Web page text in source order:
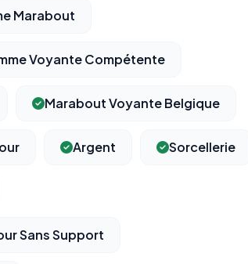
Marabout
Voyante Compétente
Marabout Voyante Belgique
Argent Sorcellerie
Sans Support